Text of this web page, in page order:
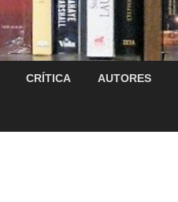
CRÍTICA AUTORES